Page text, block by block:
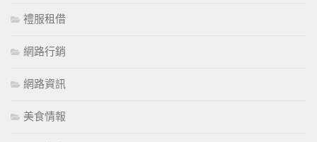
禮服租借
網路行銷
網路資訊
美食情報